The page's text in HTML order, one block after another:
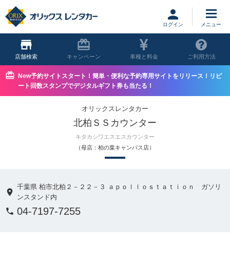
ログイン
店舗 キャンペーン 車種と料金 ご利用方法
New予約サイトスタート！簡単・便利な予約専用サイトをリリース！リピ
ート回数スタンプでデジタルギフト券も当たる！
オリックスレンタカー
北柏ＳＳカウンター
キタカシワエスエスカウンター
（母店：柏の葉キャンパス店）
千葉県 柏市北柏２－２２－３ ａｐｏｌｌｏｓｔａｔｉｏｎ ガソリ
ンスタンド内
04-7197-7255